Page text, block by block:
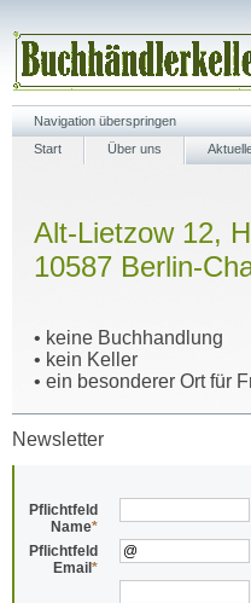
Navigation überspringen
Start
Über uns
Alt-Lietzow 12,
10587 Berlin-
• keine Buchhandlung
• kein Keller
• ein besonderer Ort für
Newsletter
Pflichtfeld
Name*
Pflichtfeld
Email *